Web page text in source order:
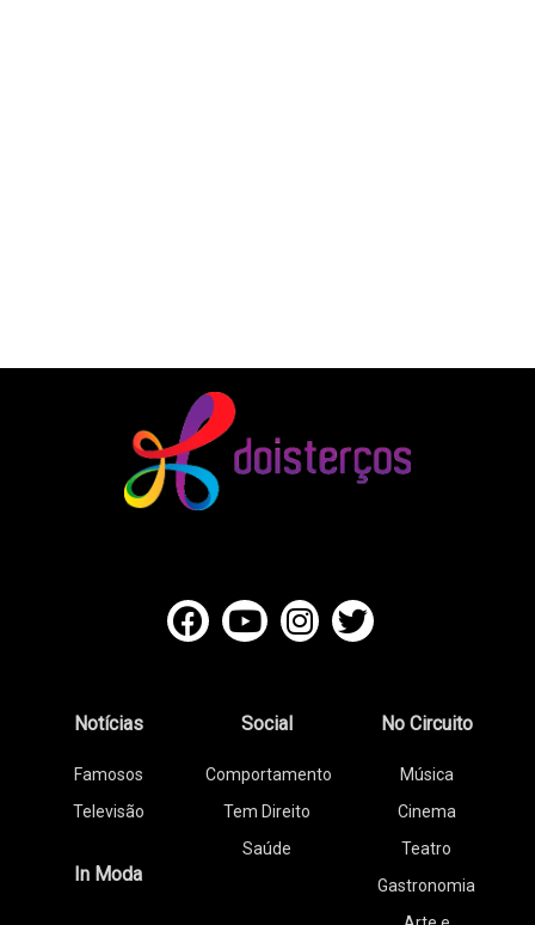
Notícias
Famosos
Televisão
In Moda
Social
Comportamento
Tem Direito
Saúde
No Circuito
Música
Cinema
Teatro
Gastronomia